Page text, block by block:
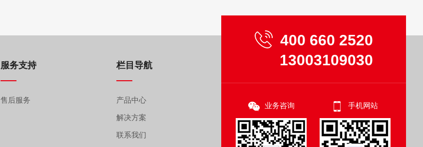
服务支持
售后服务
栏目导航
产品中心
解决方案
联系我们
400 660 2520
13003109030
业务咨询 手机网站